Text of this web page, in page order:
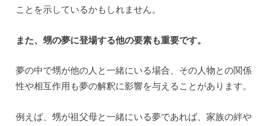
ことを示しているかもしれません。
また、甥の夢に登場する他の要素も重要です。
夢の中で甥が他の人と一緒にいる場合、その人物との関係
性や相互作用も夢の解釈に影響を与えることがあります。
例えば、甥が祖父母と一緒にいる夢であれば、家族の絆や